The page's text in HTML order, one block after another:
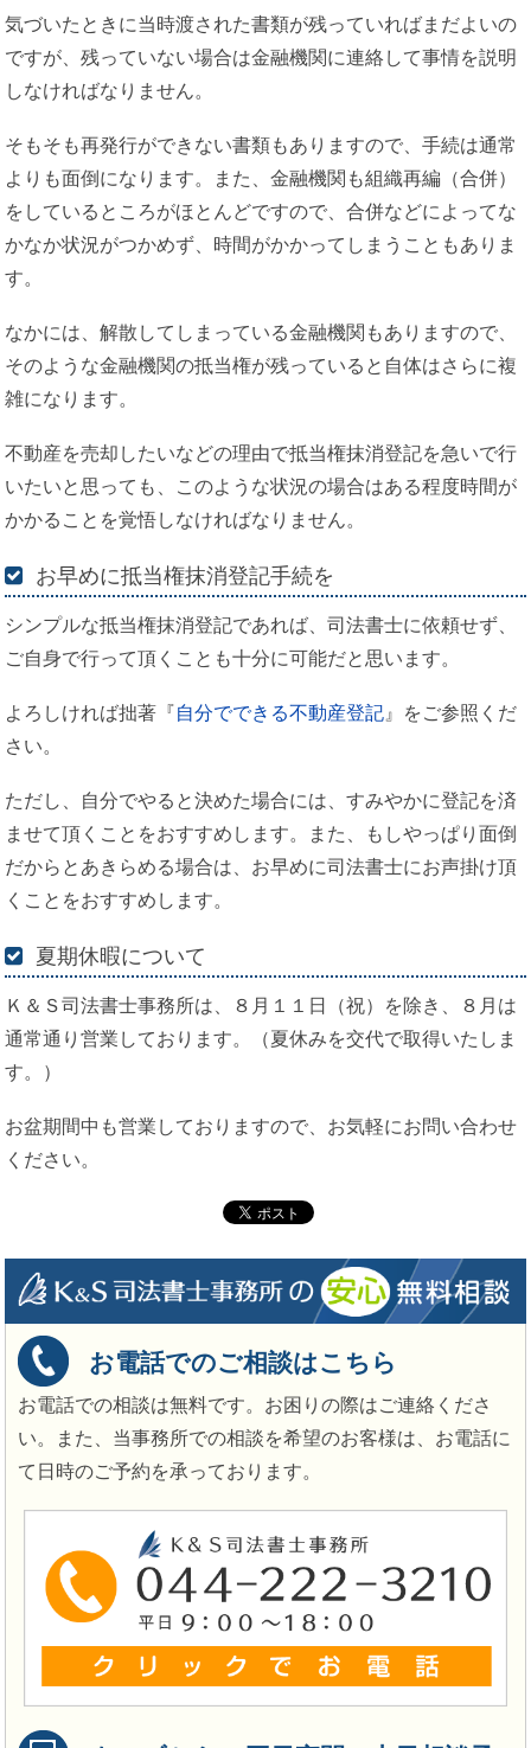
気づいたときに当時渡された書類が残っていればまだよいの
ですが、残っていない場合は金融機関に連絡して事情を説明
しなければなりません。
そもそも再発行ができない書類もありますので、手続は通常
よりも面倒になります。また、金融機関も組織再編（合併）
をしているところがほとんどですので、合併などによってな
かなか状況がつかめず、時間がかかってしまうこともありま
す。
なかには、解散してしまっている金融機関もありますので、
そのような金融機関の抵当権が残っていると自体はさらに複
雑になります。
不動産を売却したいなどの理由で抵当権抹消登記を急いで行
いたいと思っても、このような状況の場合はある程度時間が
かかることを覚悟しなければなりません。
お早めに抵当権抹消登記手続を
シンプルな抵当権抹消登記であれば、司法書士に依頼せず、
ご自身で行って頂くことも十分に可能だと思います。
よろしければ拙著『自分でできる不動産登記 』をご参照くだ
さい。
ただし、自分でやると決めた場合には、すみやかに登記を済
ませて頂くことをおすすめします。また、もしやっぱり面倒
だからとあきらめる場合は、お早めに司法書士にお声掛け頂
くことをおすすめします。
夏期休暇について
Ｋ＆Ｓ司法書士事務所は、８月１１日（祝）を除き、８月は
通常通り営業しております。（夏休みを交代で取得いたしま
す。）
お盆期間中も営業しておりますので、お気軽にお問い合わせ
ください。
お電話でのご相談はこちら
お電話での相談は無料です。お困りの際はご連絡くださ
い。また、当事務所での相談を希望のお客様は、お電話に
て日時のご予約を承っております。